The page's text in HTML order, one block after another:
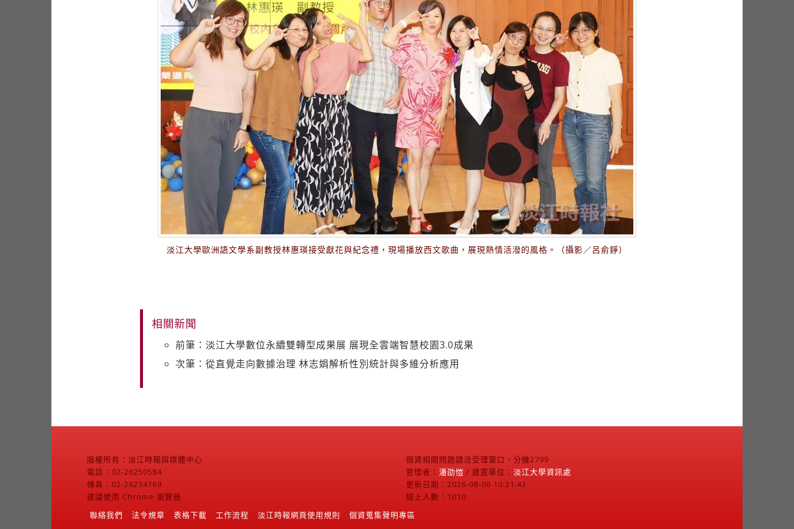
淡江大學歐洲語文學系副教授林惠瑛接受獻花與紀念禮，現場播放西文歌曲，展現熱情活潑的風格。（攝影／呂俞錚）
相關新聞
前筆：淡江大學數位永續雙轉型成果展 展現全雲端智慧校園3.0成果
次筆：從直覺走向數據治理 林志娟解析性別統計與多維分析應用
版權所有：淡江時報與媒體中心
電話：02-26250584
傳真：02-26214169
建議使用 Chrome 瀏覽器
個資相關問題請洽受理窗口，分機2799
管理者： 潘劭愷 / 建置單位： 淡江大學資訊處
更新日期：2026-08-06 10:21:43
線上人數：1010
聯絡我們
法令規章 表格下載 工作流程 淡江時報網頁使用規則 個資蒐集聲明專區